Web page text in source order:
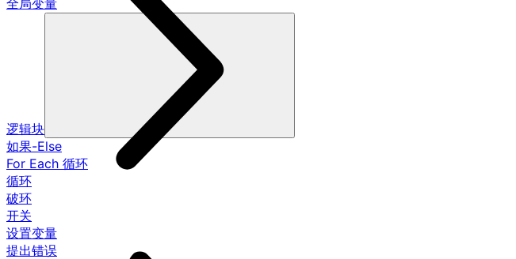
全局变量
逻辑块
如果-Else
For Each 循环
循环
破环
开关
设置变量
提出错误